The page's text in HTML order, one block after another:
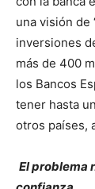
una visión de
inversiones
más de 400
los Bancos
tener hasta
otros países,
El problema